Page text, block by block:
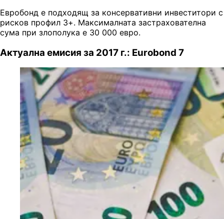
Евробонд е подходящ за консервативни инвеститори с
рисков профил 3+. Максималната застрахователна
сума при злополука е 30 000 евро.
Актуална емисия за 2017 г.: Eurobond 7